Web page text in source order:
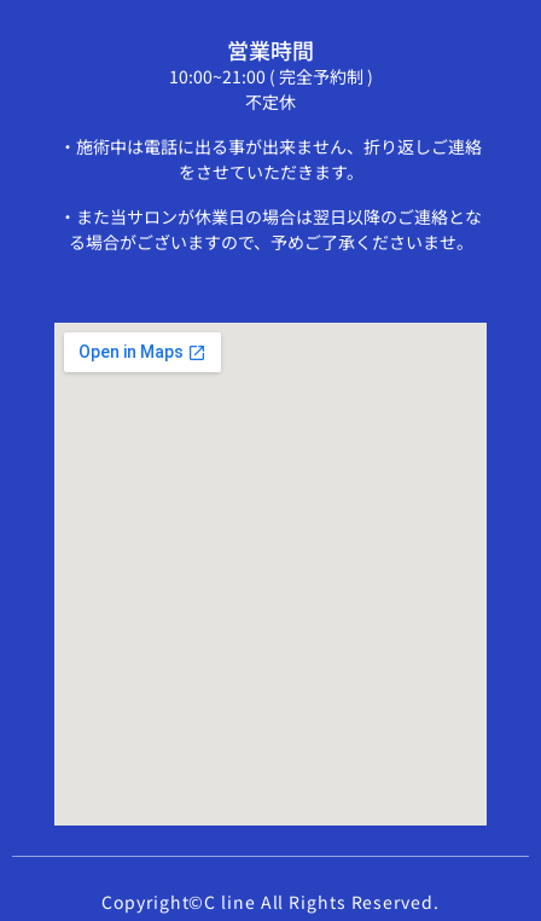
営業時間
10:00~21:00 ( 完全予約制 )
不定休
・施術中は電話に出る事が出来ません、折り返しご連絡
をさせていただきます。
・また当サロンが休業日の場合は翌日以降のご連絡とな
る場合がございますので、予めご了承くださいませ。
Copyright©C line All Rights Reserved.